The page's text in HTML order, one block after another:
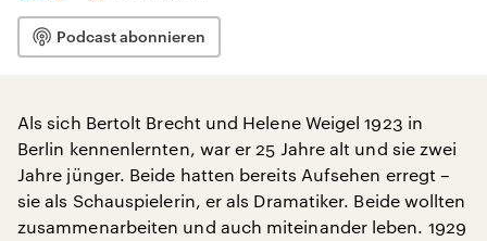
Podcast abonnieren
Als sich Bertolt Brecht und Helene Weigel 1923 in
Berlin kennenlernten, war er 25 Jahre alt und sie zwei
Jahre jünger. Beide hatten bereits Aufsehen erregt –
sie als Schauspielerin, er als Dramatiker. Beide wollten
zusammenarbeiten und auch miteinander leben. 1929